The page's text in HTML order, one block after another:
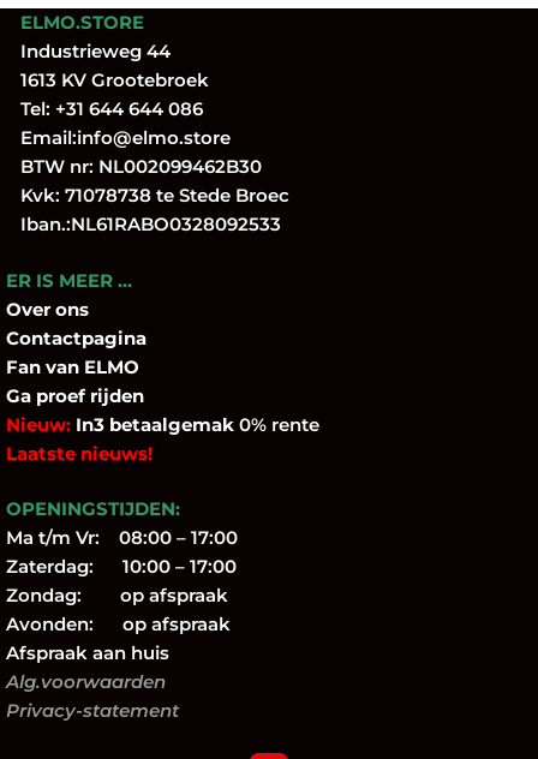
ELMO.STORE
Industrieweg 44
1613 KV Grootebroek
Tel: +31 644 644 086
Email:info@elmo.store
BTW nr: NL002099462B30
Kvk: 71078738 te Stede Broec
Iban.:NL61RABO0328092533
ER IS MEER …
Over ons
Contactpagina
Fan van ELMO
Ga proef rijden
Nieuw: In3 betaalgemak 0% rente
Laatste nieuws!
OPENINGSTIJDEN:
Ma t/m Vr: 08:00 – 17:00
Zaterdag: 10:00 – 17:00
Zondag: op afspraak
Avonden: op afspraak
Afspraak aan huis
Alg.voorwaarden
Privacy-statement